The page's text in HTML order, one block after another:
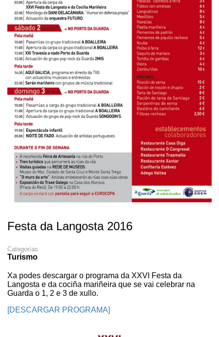
Festa da Langosta 2016
Categorías
Turismo
Xa podes descargar o programa da XXVI Festa da
Langosta e da cociña mariñeira que se vai celebrar na
Guarda o 1, 2 e 3 de xullo.
[DESCARGAR PROGRAMA]